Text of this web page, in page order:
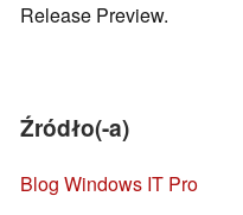
Release Preview.
Źródło(-a)
Blog Windows IT Pro